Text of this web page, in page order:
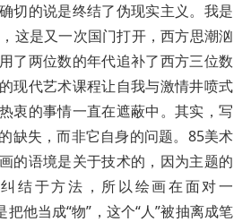
切的说是终结了伪现实主义。我是
这是又一次国门打开，西方思潮汹
了两位数的年代追补了西方三位数
现代艺术课程让自我与激情井喷式
衷的事情一直在遮蔽中。其实，写
缺失，而非它自身的问题。85美术
的语境是关于技术的，因为主题的
结于方法，所以绘画在面对一
把他当成“物”，这个“人”被抽离成笔